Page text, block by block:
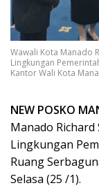
Wawali Kota Manado
Lingkungan
Kantor Wali Kota
NEW POSKO
Manado
Lingkungan
Ruang
Selasa (25 /1).